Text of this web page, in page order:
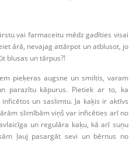
vai farmaceitu mēdz gadīties visai
ārā, nevajag attārpot un atblusot, jo
blusas un tārpus?!
pieķeras augsne un smiltis, varam
parazītu kāpurus. Pietiek ar to, ka
un saslimtu. Ja kaķis ir aktīvs
slimībām viņš var inficēties arī no
un regulāra kaķu, kā arī suņu
ļauj pasargāt sevi un bērnus no